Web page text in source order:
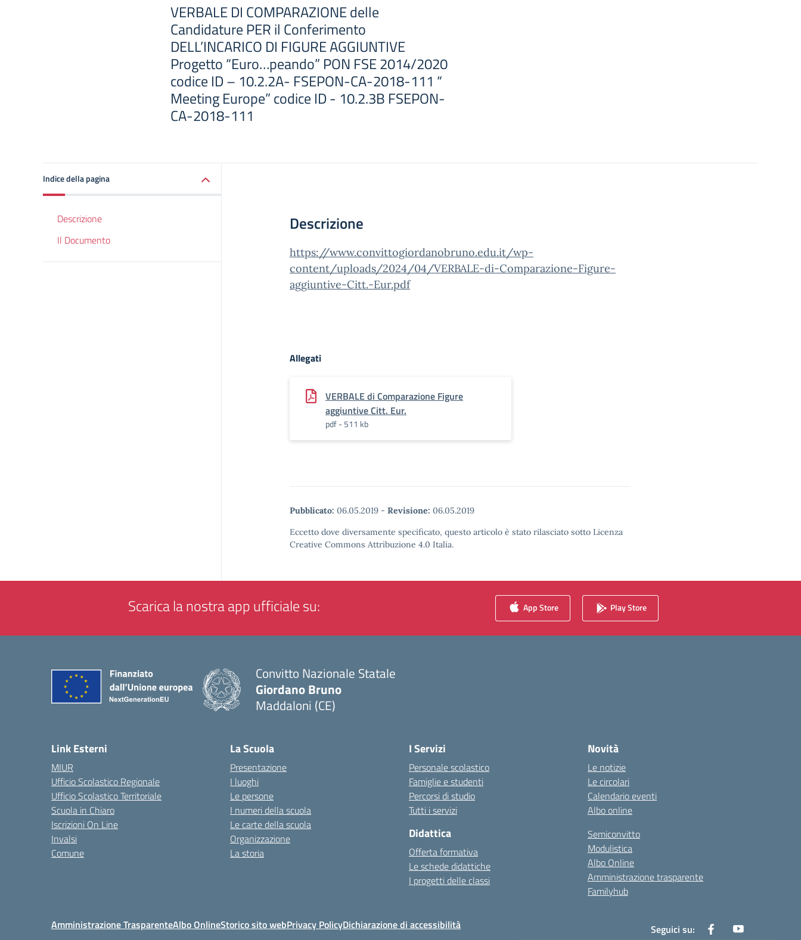
VERBALE DI COMPARAZIONE delle
Candidature PER il Conferimento
DELL’INCARICO DI FIGURE AGGIUNTIVE
Progetto “Euro…peando” PON FSE 2014/2020
codice ID – 10.2.2A- FSEPON-CA-2018-111 “
Meeting Europe” codice ID - 10.2.3B FSEPON-
CA-2018-111
Indice della pagina
Descrizione
Il Documento
Descrizione
https://www.convittogiordanobruno.edu.it/wp-
content/uploads/2024/04/VERBALE-di-Comparazione-Figure-
aggiuntive-Citt.-Eur.pdf
Allegati
VERBALE di Comparazione Figure
aggiuntive Citt. Eur.
pdf - 511 kb
Pubblicato: 06.05.2019 - Revisione: 06.05.2019
Eccetto dove diversamente specificato, questo articolo è stato rilasciato sotto Licenza
Creative Commons Attribuzione 4.0 Italia.
Scarica la nostra app ufficiale su: App Store Play Store
Convitto Nazionale Statale
Giordano Bruno
Maddaloni (CE)
Link Esterni
MIUR
Ufficio Scolastico Regionale
Ufficio Scolastico Territoriale
Scuola in Chiaro
Iscrizioni On Line
Invalsi
Comune
La Scuola
Presentazione
I luoghi
Le persone
I numeri della scuola
Le carte della scuola
Organizzazione
La storia
I Servizi
Personale scolastico
Famiglie e studenti
Percorsi di studio
Tutti i servizi
Didattica
Offerta formativa
Le schede didattiche
I progetti delle classi
Novità
Le notizie
Le circolari
Calendario eventi
Albo online
Semiconvitto
Modulistica
Albo Online
Amministrazione trasparente
Familyhub
Amministrazione TrasparenteAlbo OnlineStorico sito webPrivacy PolicyDichiarazione di accessibilità Seguici su: